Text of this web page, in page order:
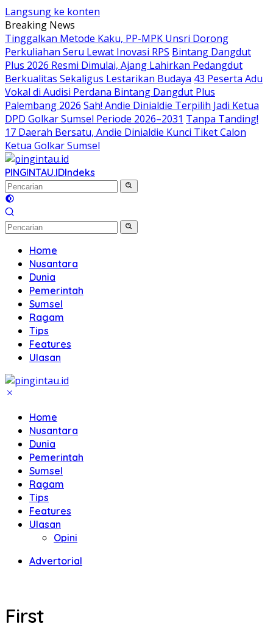
Langsung ke konten
Breaking News
Tinggalkan Metode Kaku, PP-MPK Unsri Dorong
Perkuliahan Seru Lewat Inovasi RPS Bintang Dangdut
Plus 2026 Resmi Dimulai, Ajang Lahirkan Pedangdut
Berkualitas Sekaligus Lestarikan Budaya 43 Peserta Adu
Vokal di Audisi Perdana Bintang Dangdut Plus
Palembang 2026 Sah! Andie Dinialdie Terpilih Jadi Ketua
DPD Golkar Sumsel Periode 2026–2031 Tanpa Tanding!
17 Daerah Bersatu, Andie Dinialdie Kunci Tiket Calon
Ketua Golkar Sumsel
PINGINTAU.IDIndeks
Home
Nusantara
Dunia
Pemerintah
Sumsel
Ragam
Tips
Features
Ulasan
Home
Nusantara
Dunia
Pemerintah
Sumsel
Ragam
Tips
Features
Ulasan
Opini
Advertorial
First